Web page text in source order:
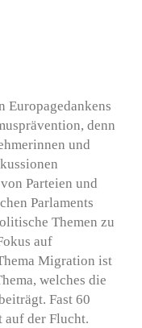
Europagedankens
denn
und
Parteien und
Parlaments
Themen zu
auf
Migration ist
welches die
Fast 60
der Flucht.